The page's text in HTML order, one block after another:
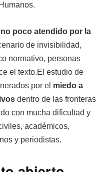
poco atendido por la
de invisibilidad,
normativo, personas
el texto.El estudio de
por el miedo a
dentro de las fronteras
con mucha dificultad y
académicos,
y periodistas.